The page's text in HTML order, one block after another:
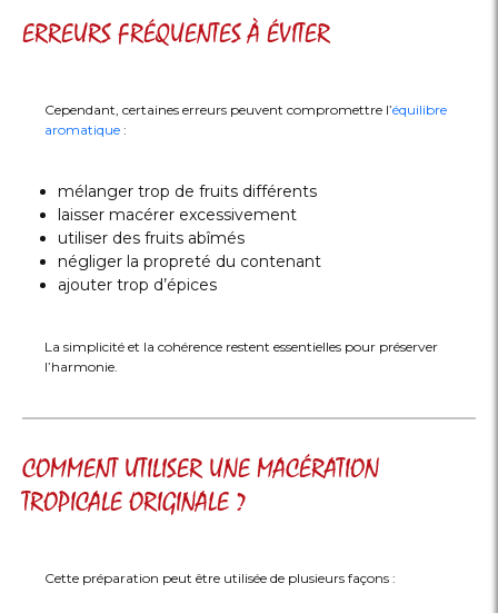
ERREURS FRÉQUENTES À ÉVITER
Cependant, certaines erreurs peuvent compromettre l’équilibre
aromatique :
mélanger trop de fruits différents
laisser macérer excessivement
utiliser des fruits abîmés
négliger la propreté du contenant
ajouter trop d’épices
La simplicité et la cohérence restent essentielles pour préserver
l’harmonie.
COMMENT UTILISER UNE MACÉRATION
TROPICALE ORIGINALE ?
Cette préparation peut être utilisée de plusieurs façons :